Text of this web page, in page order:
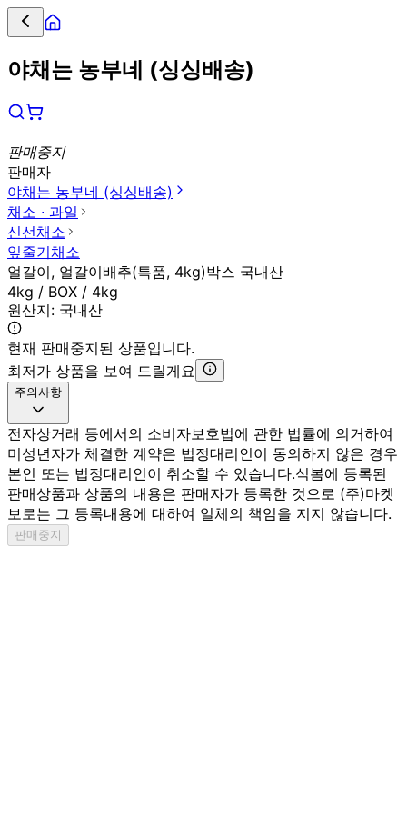
야채는 농부네 (싱싱배송)
판매중지
판매자
야채는 농부네 (싱싱배송)
채소 ∙ 과일
신선채소
잎줄기채소
얼갈이, 얼갈이배추(특품, 4kg)박스 국내산
4kg / BOX / 4kg
원산지: 국내산
현재 판매중지된 상품입니다.
최저가 상품을 보여 드릴게요
주의사항
전자상거래 등에서의 소비자보호법에 관한 법률에 의거하여
미성년자가 체결한 계약은 법정대리인이 동의하지 않은 경우
본인 또는 법정대리인이 취소할 수 있습니다.식봄에 등록된
판매상품과 상품의 내용은 판매자가 등록한 것으로 (주)마켓
보로는 그 등록내용에 대하여 일체의 책임을 지지 않습니다.
판매중지